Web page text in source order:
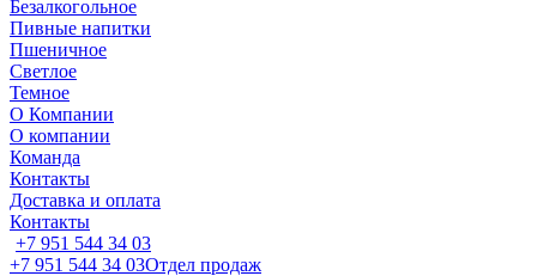
Безалкогольное
Пивные напитки
Пшеничное
Светлое
Темное
О Компании
О компании
Команда
Контакты
Доставка и оплата
Контакты
+7 951 544 34 03
+7 951 544 34 03Отдел продаж